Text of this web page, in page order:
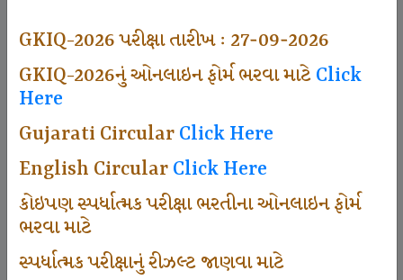
GKIQ-2026 પરીક્ષા તારીખ : 27-09-2026
GKIQ-2026નું ઓનલાઇન ફોર્મ ભરવા માટેClick
Here
Gujarati CircularClick Here
English CircularClick Here
કોઇપણ સ્પર્ધાત્મક પરીક્ષા ભરતીના ઓનલાઇન ફોર્મ
ભરવા માટે
સ્પર્ધાત્મક પરીક્ષાનું રીઝલ્ટ જાણવા માટે
492
665
Sarvottam Karkirdi Subscripton